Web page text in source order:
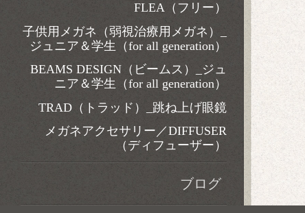
FLEA（フリー）
子供用メガネ（弱視治療用メガネ）_
ジュニア＆学生（for all generation）
BEAMS DESIGN（ビームス）_ジュ
ニア＆学生（for all generation）
TRAD（トラッド）_跳ね上げ眼鏡
メガネアクセサリー／DIFFUSER
（ディフューザー）
ブログ